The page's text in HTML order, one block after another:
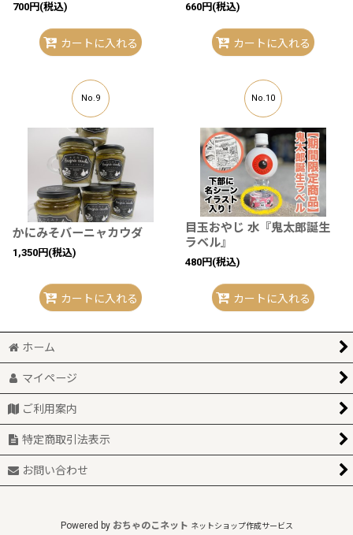
700円 (税込)
カートに入れる
660円 (税込)
カートに入れる
No.9
かにみそバーニャカウダ
1,350円 (税込)
カートに入れる
No.10
目玉おやじ 水『鬼太郎誕生
ラベル』
480円 (税込)
カートに入れる
ホーム
マイページ
ご利用案内
特定商取引法表示
お問い合わせ
Powered by おちゃのこネット ネットショップ作成サービス